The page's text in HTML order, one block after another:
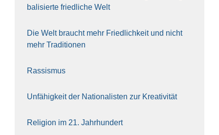
ba­li­sier­te fried­li­che Welt
Die Welt braucht mehr Fried­lich­keit und nicht
mehr Tra­di­tio­nen
Ras­sis­mus
Unfä­hig­keit der Natio­na­lis­ten zur Krea­ti­vi­tät
Reli­gi­on im 21. Jahr­hun­dert